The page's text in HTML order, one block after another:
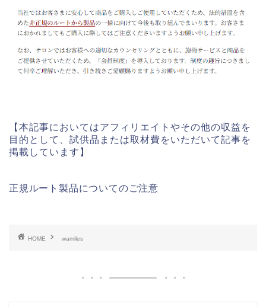
【本記事においてはアフィリエイトやその他の収益を
目的として、試供品または取材費をいただいて記事を
掲載しています】
正規ルート製品についてのご注意
HOME wamiles